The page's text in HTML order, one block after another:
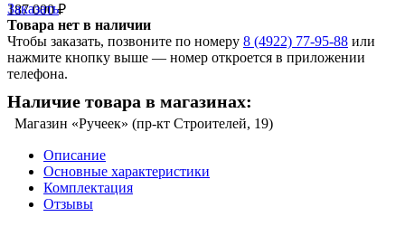
187 000 ₽
Заказать
Товара нет в наличии
Чтобы заказать, позвоните по номеру 8 (4922) 77-95-88 или
нажмите кнопку выше — номер откроется в приложении
телефона.
Наличие товара в магазинах:
Магазин «Ручеек» (пр-кт Строителей, 19)
Описание
Основные характеристики
Комплектация
Отзывы